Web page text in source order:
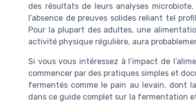
des résultats de leurs analyses
l’absence de preuves solides reliant tel
Pour la plupart des adultes, une
activité physique régulière, aura
Si vous vous intéressez à l’impact de
commencer par des pratiques simples et
fermentés comme le pain au levain, dont
dans ce guide complet sur la fermentation